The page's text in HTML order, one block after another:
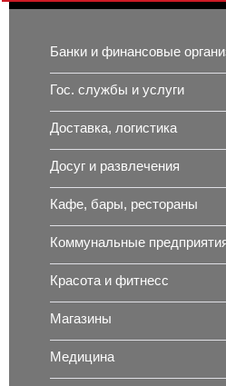
Банки и финансовые
Гос. службы и услуги
Доставка, логистика
Досуг и развлечения
Кафе, бары, рестораны
Коммунальные
Красота и фитнесс
Магазины
Медицина